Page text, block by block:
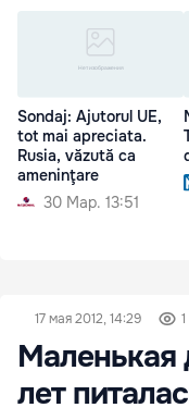
Sondaj: Ajutorul UE,
tot mai apreciata.
Rusia, văzută ca
ameninţare
30 Мар. 13:51
17 мая 2012, 14:29
Маленькая
лет